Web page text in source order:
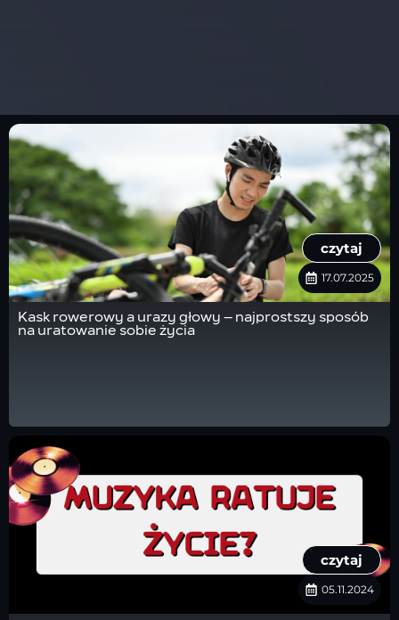
czytaj
17.07.2025
Kask rowerowy a urazy głowy – najprostszy sposób
na uratowanie sobie życia
czytaj
05.11.2024